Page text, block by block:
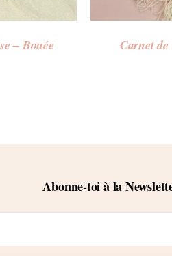
– Bouée Carnet de
Abonne-toi à la